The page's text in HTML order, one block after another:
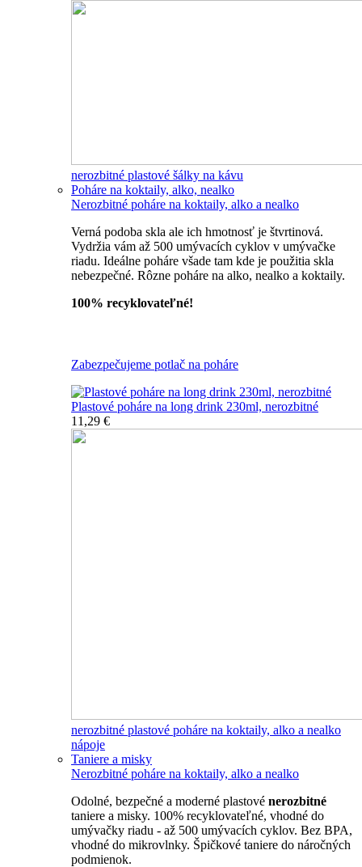
nerozbitné plastové šálky na kávu
Poháre na koktaily, alko, nealko
Nerozbitné poháre na koktaily, alko a nealko
Verná podoba skla ale ich hmotnosť je štvrtinová.
Vydržia vám až 500 umývacích cyklov v umývačke
riadu. Ideálne poháre všade tam kde je použitia skla
nebezpečné. Rôzne poháre na alko, nealko a koktaily.
100% recyklovateľné!
Zabezpečujeme potlač na poháre
Plastové poháre na long drink 230ml, nerozbitné
11,29 €
nerozbitné plastové poháre na koktaily, alko a nealko
nápoje
Taniere a misky
Nerozbitné poháre na koktaily, alko a nealko
Odolné, bezpečné a moderné plastové nerozbitné
taniere a misky. 100% recyklovateľné, vhodné do
umývačky riadu - až 500 umývacích cyklov. Bez BPA,
vhodné do mikrovlnky. Špičkové taniere do náročných
podmienok.